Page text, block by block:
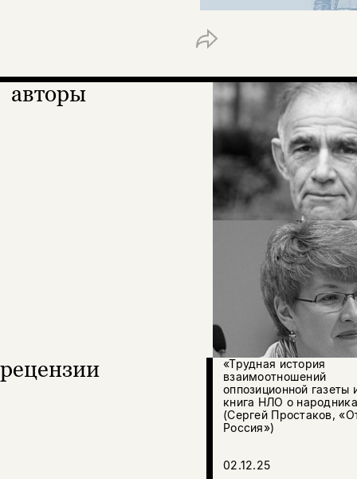
авторы
рецензии
«Трудная история
взаимоотношений
оппозиционной газеты
книга НЛО о
(Сергей Простаков,
Россия»)
02.12.25